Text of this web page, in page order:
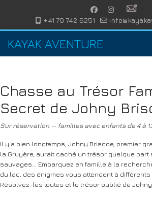
+41 79 742 6251
KAYAK AVENTURE
Chasse au Trésor
Secret de Johny
Sur réservation — familles avec enfants de 4 à
Il y a bien longtemps, Johny Briscoe, premier
la Gruyère, aurait caché un trésor quelque part
sauvages... Embarquez en famille à la
du lac, des énigmes vous attendent à
Résolvez-les toutes et le trésor oublié de